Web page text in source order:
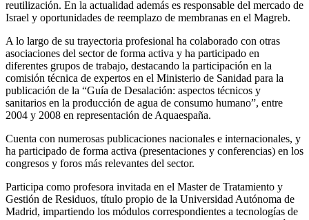
reutilización. En la actualidad además es responsable del mercado de
Israel y oportunidades de reemplazo de membranas en el Magreb.
A lo largo de su trayectoria profesional ha colaborado con otras
asociaciones del sector de forma activa y ha participado en
diferentes grupos de trabajo, destacando la participación en la
comisión técnica de expertos en el Ministerio de Sanidad para la
publicación de la “Guía de Desalación: aspectos técnicos y
sanitarios en la producción de agua de consumo humano”, entre
2004 y 2008 en representación de Aquaespaña.
Cuenta con numerosas publicaciones nacionales e internacionales, y
ha participado de forma activa (presentaciones y conferencias) en los
congresos y foros más relevantes del sector.
Participa como profesora invitada en el Master de Tratamiento y
Gestión de Residuos, título propio de la Universidad Autónoma de
Madrid, impartiendo los módulos correspondientes a tecnologías de